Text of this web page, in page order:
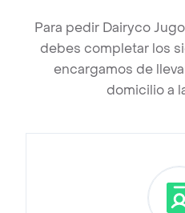
Para pedir Dairyco
debes completar los
encargamos de
domicilio a